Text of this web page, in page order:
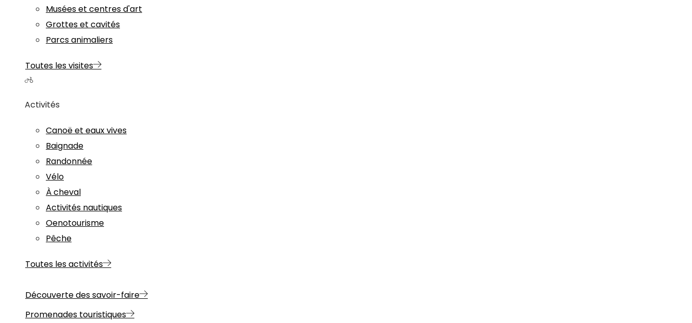
Musées et centres d'art
Grottes et cavités
Parcs animaliers
Toutes les visites
Activités
Canoë et eaux vives
Baignade
Randonnée
Vélo
À cheval
Activités nautiques
Oenotourisme
Pêche
Toutes les activités
Découverte des savoir-faire
Promenades touristiques